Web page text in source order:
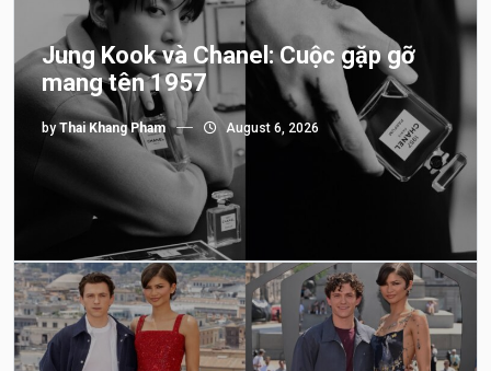
Jung Kook và Chanel: Cuộc gặp gỡ
mang tên 1957
byThai Khang Pham August 6, 2026